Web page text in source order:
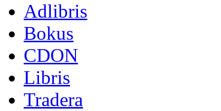
Adlibris
Bokus
CDON
Libris
Tradera